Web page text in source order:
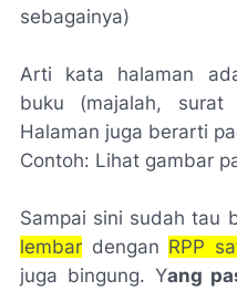
sebagainya)
Arti kata halaman
buku (majalah, surat
Halaman juga berarti
Contoh: Lihat gambar
Sampai sini sudah tau
lembar dengan RPP
juga bingung. Yang